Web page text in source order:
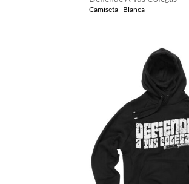
Camiseta - Blanca